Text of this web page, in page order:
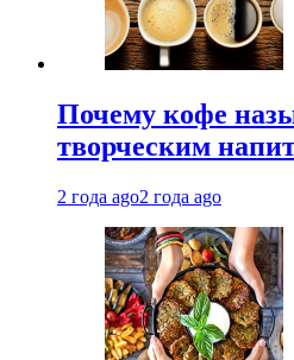
Почему кофе
творческим
2 года ago2 года ago